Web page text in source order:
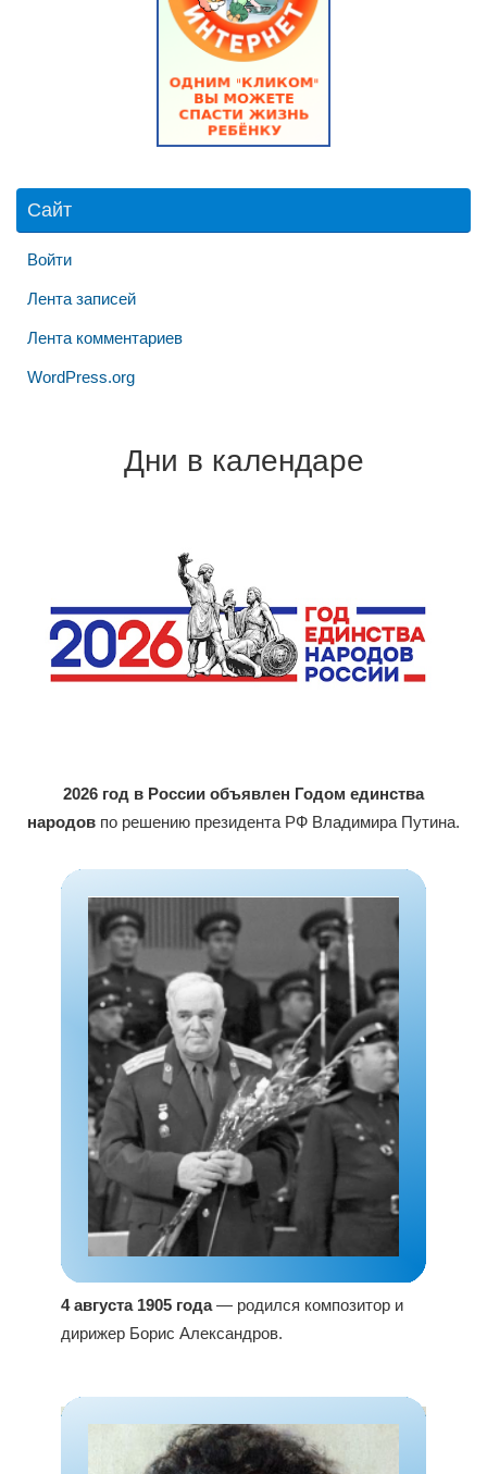
Сайт
Войти
Лента записей
Лента комментариев
WordPress.org
Дни в календаре
2026 год в России объявлен Годом единства
народов по решению президента РФ Владимира Путина.
4 августа 1905 года— родился композитор и
дирижер Борис Александров.